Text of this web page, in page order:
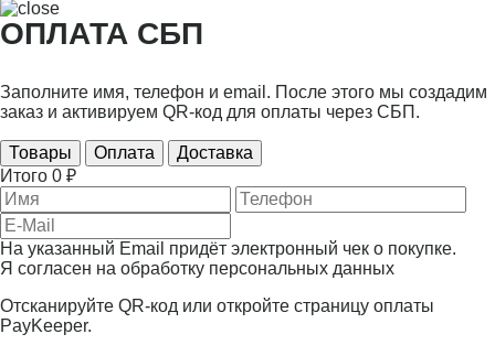
ОПЛАТА СБП
Заполните имя, телефон и email. После этого мы создадим
заказ и активируем QR-код для оплаты через СБП.
Товары Оплата
Доставка
Итого 0 ₽
На указанный Email придёт электронный чек о покупке.
Я согласен на обработку персональных данных
Отсканируйте QR-код или откройте страницу оплаты
PayKeeper.